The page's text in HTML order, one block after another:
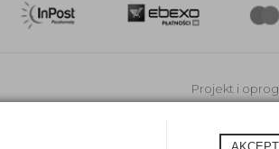
Projekt i